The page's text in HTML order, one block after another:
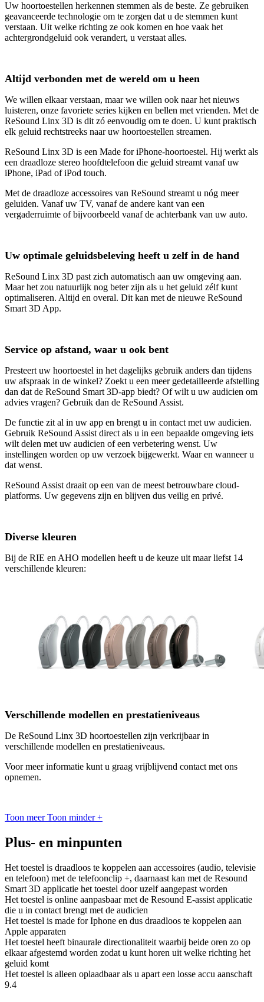
Uw hoortoestellen herkennen stemmen als de beste. Ze gebruiken
geavanceerde technologie om te zorgen dat u de stemmen kunt
verstaan. Uit welke richting ze ook komen en hoe vaak het
achtergrondgeluid ook verandert, u verstaat alles.
Altijd verbonden met de wereld om u heen
We willen elkaar verstaan, maar we willen ook naar het nieuws
luisteren, onze favoriete series kijken en bellen met vrienden. Met de
ReSound Linx 3D is dit zó eenvoudig om te doen. U kunt praktisch
elk geluid rechtstreeks naar uw hoortoestellen streamen.
ReSound Linx 3D is een Made for iPhone-hoortoestel. Hij werkt als
een draadloze stereo hoofdtelefoon die geluid streamt vanaf uw
iPhone, iPad of iPod touch.
Met de draadloze accessoires van ReSound streamt u nóg meer
geluiden. Vanaf uw TV, vanaf de andere kant van een
vergaderruimte of bijvoorbeeld vanaf de achterbank van uw auto.
Uw optimale geluidsbeleving heeft u zelf in de hand
ReSound Linx 3D past zich automatisch aan uw omgeving aan.
Maar het zou natuurlijk nog beter zijn als u het geluid zélf kunt
optimaliseren. Altijd en overal. Dit kan met de nieuwe ReSound
Smart 3D App.
Service op afstand, waar u ook bent
Presteert uw hoortoestel in het dagelijks gebruik anders dan tijdens
uw afspraak in de winkel? Zoekt u een meer gedetailleerde afstelling
dan dat de ReSound Smart 3D-app biedt? Of wilt u uw audicien om
advies vragen? Gebruik dan de ReSound Assist.
De functie zit al in uw app en brengt u in contact met uw audicien.
Gebruik ReSound Assist direct als u in een bepaalde omgeving iets
wilt delen met uw audicien of een verbetering wenst. Uw
instellingen worden op uw verzoek bijgewerkt. Waar en wanneer u
dat wenst.
ReSound Assist draait op een van de meest betrouwbare cloud-
platforms. Uw gegevens zijn en blijven dus veilig en privé.
Diverse kleuren
Bij de RIE en AHO modellen heeft u de keuze uit maar liefst 14
verschillende kleuren:
Verschillende modellen en prestatieniveaus
De ReSound Linx 3D hoortoestellen zijn verkrijbaar in
verschillende modellen en prestatieniveaus.
Voor meer informatie kunt u graag vrijblijvend contact met ons
opnemen.
Toon meer Toon minder +
Plus- en minpunten
Het toestel is draadloos te koppelen aan accessoires (audio, televisie
en telefoon) met de telefoonclip +, daarnaast kan met de Resound
Smart 3D applicatie het toestel door uzelf aangepast worden
Het toestel is online aanpasbaar met de Resound E-assist applicatie
die u in contact brengt met de audicien
Het toestel is made for Iphone en dus draadloos te koppelen aan
Apple apparaten
Het toestel heeft binaurale directionaliteit waarbij beide oren zo op
elkaar afgestemd worden zodat u kunt horen uit welke richting het
geluid komt
Het toestel is alleen oplaadbaar als u apart een losse accu aanschaft
9.4